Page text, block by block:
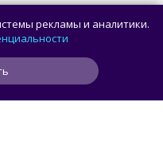
рекламы и аналитики.